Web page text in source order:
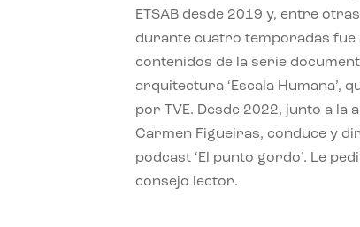
ETSAB desde 2019 y, entre
durante cuatro temporadas fue
contenidos de la serie
arquitectura ‘Escala Humana’,
por TVE. Desde 2022, junto a la
Carmen Figueiras, conduce y
podcast ‘El punto gordo’. Le
consejo lector.